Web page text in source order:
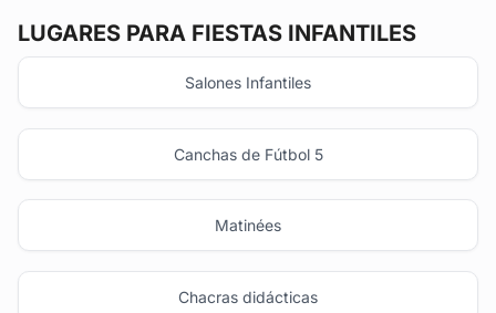
LUGARES PARA FIESTAS INFANTILES
Salones Infantiles
Canchas de Fútbol 5
Matinées
Chacras didácticas